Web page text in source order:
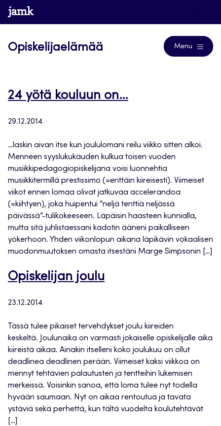
Siirry
suoraan
www.jamk.fi
Opiskelijaelämää Menu
24 yötä kouluun on…
29.12.2014
…laskin aivan itse kun joululomani reilu viikko sitten alkoi.
Menneen syyslukukauden kulkua toisen vuoden
musiikkipedagogiopiskelijana voisi luonnehtia
musiikkitermillä prestissimo (=erittäin kiireisesti). Viimeiset
viikot ennen lomaa olivat jatkuvaa accelerandoa
(=kiihtyen), joka huipentui ”neljä tenttiä neljässä
päivässä”-tulikokeeseen. Läpäisin haasteen kunnialla,
mutta sitä juhlistaessani kadotin ääneni paikalliseen
yökerhoon. Yhden viikonlopun aikana läpikävin vokaalisen
muodonmuutoksen omasta itsestäni Marge Simpsonin […]
Opiskelijan joulu
23.12.2014
Tässä tulee pikaiset tervehdykset joulu kiireiden
keskeltä. Joulunaika on varmasti jokaiselle opiskelijalle aika
kiireistä aikaa. Ainakin itselleni koko joulukuu on ollut
deadlinea deadlinen perään. Viimeiset kaksi viikkoa on
mennyt tehtävien palautusten ja tentteihin lukemisen
merkeissä. Voisinkin sanoa, että loma tulee nyt todella
hyvään saumaan. Nyt on aikaa rentoutua ja tavata
ystäviä sekä perhettä, kun tältä vuodelta koulutehtävät
[…]